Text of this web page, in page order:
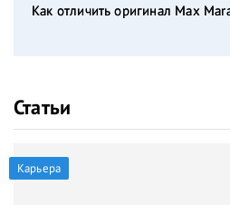
Как отличить оригинал Max
Статьи
Карьера